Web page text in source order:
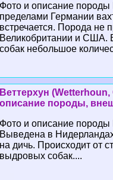
Фото и описание породы
пределами Германии
встречается. Порода не
Великобритании и США.
собак небольшое
Веттерхун
описание породы,
Фото и описание породы
Выведена в
на дичь. Происходит от
выдровых собак....